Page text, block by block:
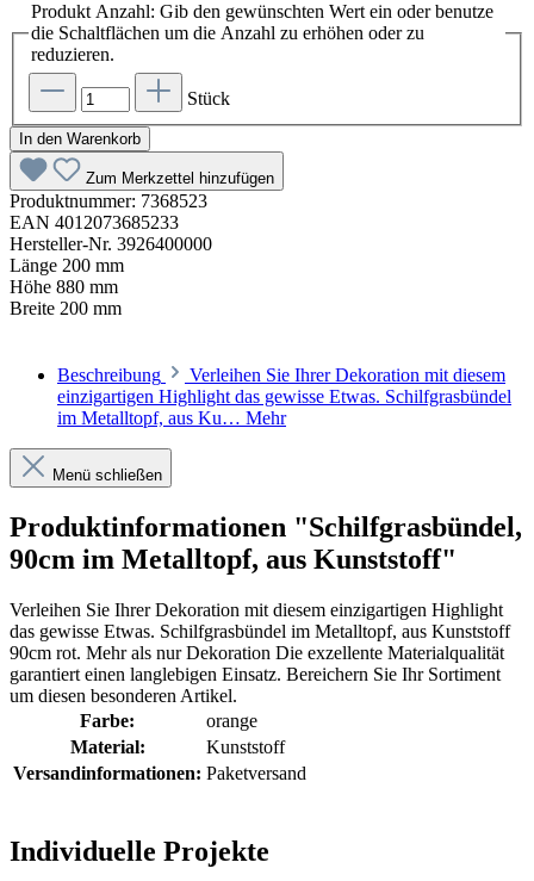
Produkt Anzahl: Gib den gewünschten Wert ein oder benutze
die Schaltflächen um die Anzahl zu erhöhen oder zu
reduzieren.
Stück
In den Warenkorb
Zum Merkzettel hinzufügen
Produktnummer: 7368523
EAN 4012073685233
Hersteller-Nr. 3926400000
Länge 200 mm
Höhe 880 mm
Breite 200 mm
Beschreibung
Verleihen Sie Ihrer Dekoration mit diesem
einzigartigen Highlight das gewisse Etwas. Schilfgrasbündel
im Metalltopf, aus Ku… Mehr
Menü schließen
Produktinformationen "Schilfgrasbündel,
90cm im Metalltopf, aus Kunststoff"
Verleihen Sie Ihrer Dekoration mit diesem einzigartigen Highlight
das gewisse Etwas. Schilfgrasbündel im Metalltopf, aus Kunststoff
90cm rot. Mehr als nur Dekoration Die exzellente Materialqualität
garantiert einen langlebigen Einsatz. Bereichern Sie Ihr Sortiment
um diesen besonderen Artikel.
Farbe:
orange
Material:
Kunststoff
Versandinformationen: Paketversand
Individuelle Projekte